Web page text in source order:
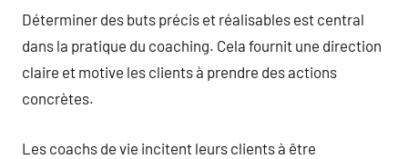
Déterminer des buts précis et réalisables est central
dans la pratique du coaching. Cela fournit une direction
claire et motive les clients à prendre des actions
concrètes.
Les coachs de vie incitent leurs clients à être